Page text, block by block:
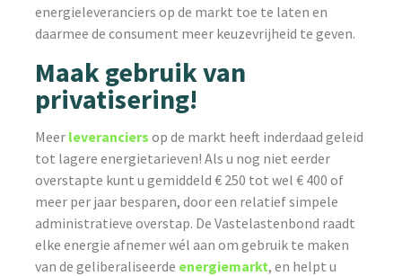
energieleveranciers op de markt toe te laten en
daarmee de consument meer keuzevrijheid te geven.
Maak gebruik van
privatisering!
Meer leveranciers op de markt heeft inderdaad geleid
tot lagere energietarieven! Als u nog niet eerder
overstapte kunt u gemiddeld € 250 tot wel € 400 of
meer per jaar besparen, door een relatief simpele
administratieve overstap. De Vastelastenbond raadt
elke energie afnemer wél aan om gebruik te maken
van de geliberaliseerde energiemarkt, en helpt u